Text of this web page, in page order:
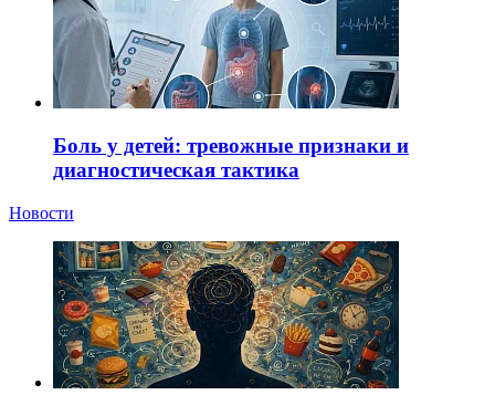
Боль у детей: тревожные признаки и
диагностическая тактика
Новости